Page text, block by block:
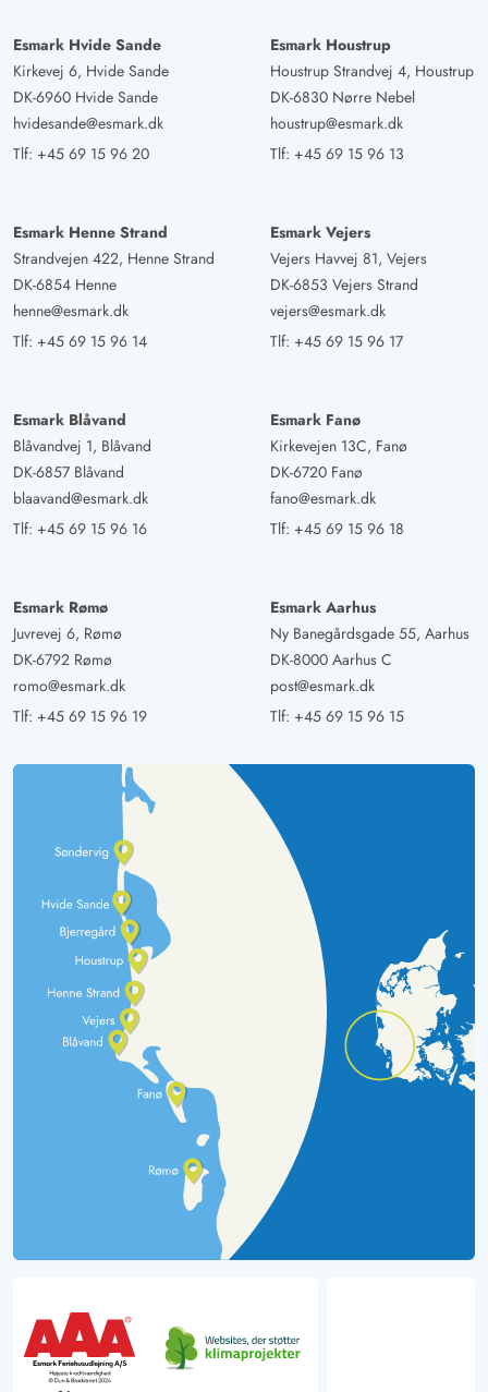
Esmark Hvide Sande
Kirkevej 6, Hvide Sande
DK-6960 Hvide Sande
hvidesande@esmark.dk
Tlf: +45 69 15 96 20
Esmark Houstrup
Houstrup Strandvej 4, Houstrup
DK-6830 Nørre Nebel
houstrup@esmark.dk
Tlf: +45 69 15 96 13
Esmark Henne Strand
Strandvejen 422, Henne Strand
DK-6854 Henne
henne@esmark.dk
Tlf: +45 69 15 96 14
Esmark Vejers
Vejers Havvej 81, Vejers
DK-6853 Vejers Strand
vejers@esmark.dk
Tlf: +45 69 15 96 17
Esmark Blåvand
Blåvandvej 1, Blåvand
DK-6857 Blåvand
blaavand@esmark.dk
Tlf: +45 69 15 96 16
Esmark Fanø
Kirkevejen 13C, Fanø
DK-6720 Fanø
fano@esmark.dk
Tlf: +45 69 15 96 18
Esmark Rømø
Juvrevej 6, Rømø
DK-6792 Rømø
romo@esmark.dk
Tlf: +45 69 15 96 19
Esmark Aarhus
Ny Banegårdsgade 55, Aarhus
DK-8000 Aarhus C
post@esmark.dk
Tlf: +45 69 15 96 15